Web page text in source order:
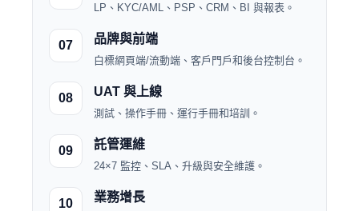
LP、KYC/AML、PSP、CRM、BI 與報表。
07 品牌與前端
白標網頁端/流動端、客戶門戶和後台控制台。
08 UAT 與上線
測試、操作手冊、運行手冊和培訓。
09 託管運維
24×7 監控、SLA、升級與安全維護。
10 業務增長